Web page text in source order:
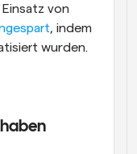
von
, indem
wurden.